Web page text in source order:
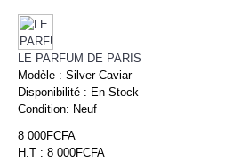
LE PARFUM DE PARIS
Modèle : Silver Caviar
Disponibilité : En Stock
Condition: Neuf
8 000FCFA
H.T : 8 000FCFA